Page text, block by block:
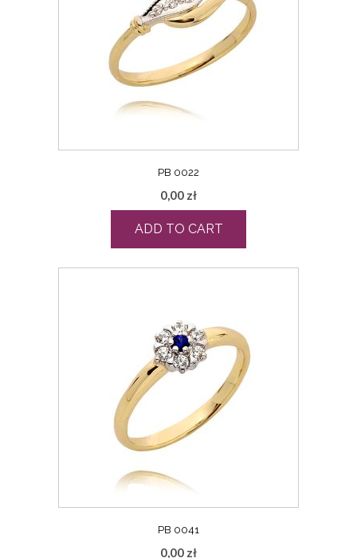
PB 0022
0,00 zł
ADD TO CART
PB 0041
0,00 zł